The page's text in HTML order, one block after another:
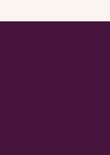
farver.